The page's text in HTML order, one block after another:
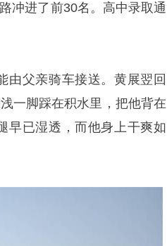
冲进了前30名。高中录取通
由父亲骑车接送。黄展翌回
一脚踩在积水里，把他背在
早已湿透，而他身上干爽如